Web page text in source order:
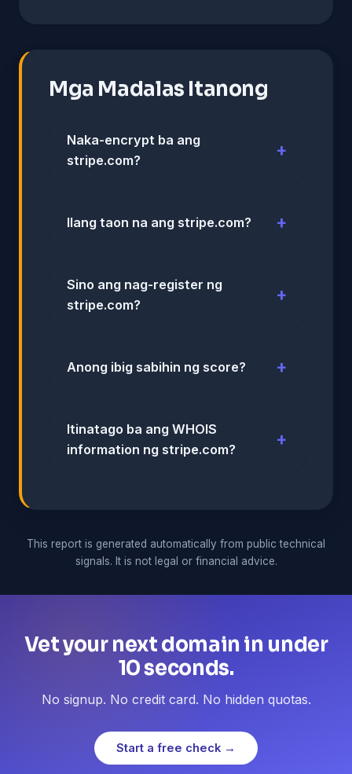
Mga Madalas Itanong
Naka-encrypt ba ang
stripe.com?
Ilang taon na ang stripe.com?
Sino ang nag-register ng
stripe.com?
Anong ibig sabihin ng score?
Itinatago ba ang WHOIS
information ng stripe.com?
This report is generated automatically from public technical
signals. It is not legal or financial advice.
Vet your next domain in under
10 seconds.
No signup. No credit card. No hidden quotas.
Start a free check →